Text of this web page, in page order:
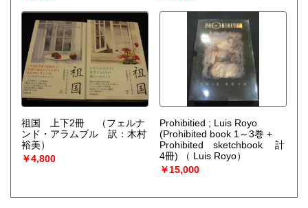
祖国 上下2冊
（フェルナ
ンド・アラムブル 訳：木村
裕美）
￥4,800
Prohibitied ; Luis Royo
(Prohibited book 1～3巻 +
Prohibited sketchbook 計
4冊)
（ Luis Royo）
￥15,000